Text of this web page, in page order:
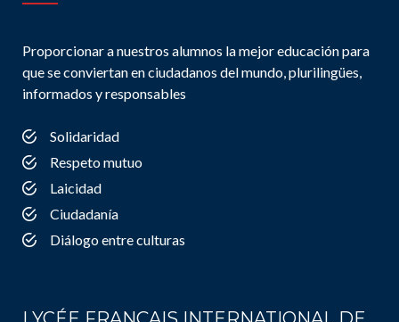
Proporcionar a nuestros alumnos la mejor educación para
que se conviertan en ciudadanos del mundo, plurilingües,
informados y responsables
Solidaridad
Respeto mutuo
Laicidad
Ciudadanía
Diálogo entre culturas